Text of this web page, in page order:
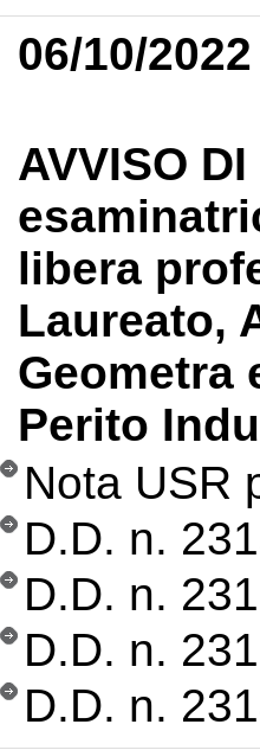
06/10/2022
AVVISO
libera
Laureato,
Geometra
Perito
Nota USR
D.D. n.
D.D. n.
D.D. n.
D.D. n.